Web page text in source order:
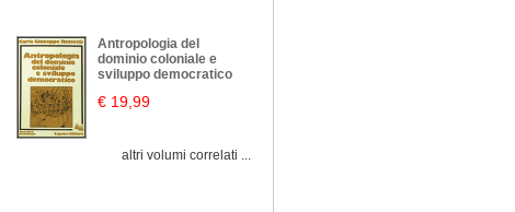
Antropologia del
dominio coloniale e
sviluppo democratico
€ 19,99
altri volumi correlati ...